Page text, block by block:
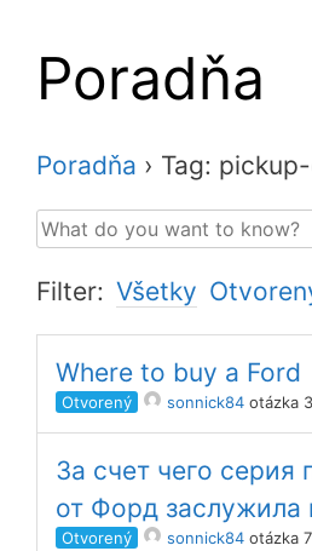
Poradňa
Poradňa › Tag:
Filter: Všetky
Where to buy a Ford
Otvorený sonnick84 otázka
За счет чего серия
от Форд заслужила
Otvorený sonnick84 otázka